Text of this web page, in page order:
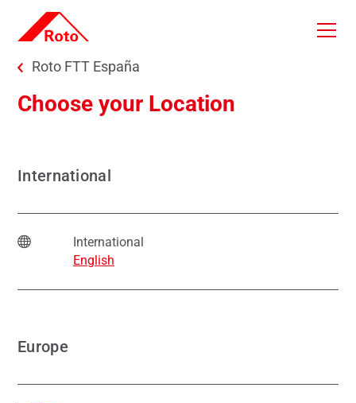
Skip to main content
You are here:
Roto FTT España
Choose your Location
International
International
English
Europe